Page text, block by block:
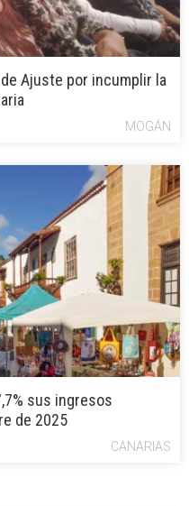
Ajuste por incumplir la
MOGÁN
sus ingresos
de 2025
CANARIAS